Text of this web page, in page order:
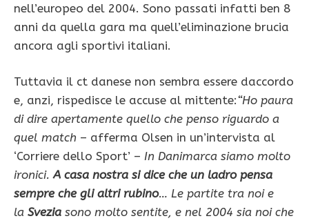
nell’europeo del 2004. Sono passati infatti ben 8
anni da quella gara ma quell’eliminazione brucia
ancora agli sportivi italiani.
Tuttavia il ct danese non sembra essere daccordo
e, anzi, rispedisce le accuse al mittente:“Ho paura
di dire apertamente quello che penso riguardo a
quel match – afferma Olsen in un’intervista al
‘Corriere dello Sport’ – In Danimarca siamo molto
ironici.A casa nostra si dice che un ladro pensa
sempre che gli altri rubino… Le partite tra noi e
la Svezia sono molto sentite, e nel 2004 sia noi che